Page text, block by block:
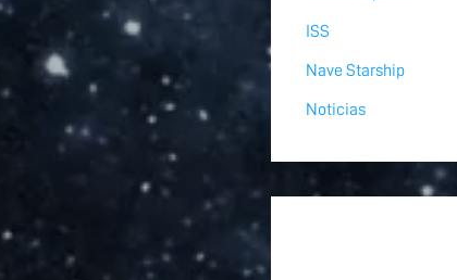
ISS
Nave Starship
Noticias